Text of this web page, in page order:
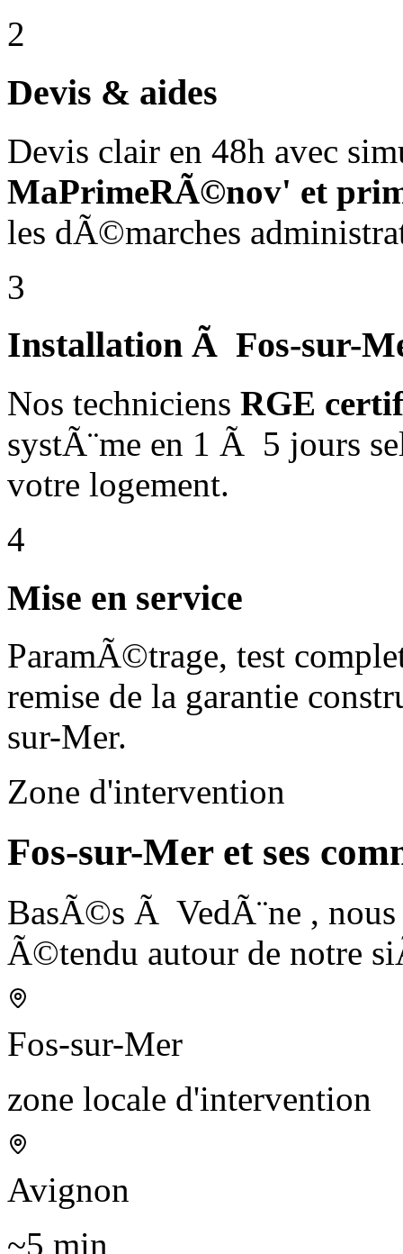
2
Devis & aides
Devis clair en 48h avec
MaPrimeRÃ©nov' et
les dÃ©marches
3
Installation Ã Fos-sur-
Nos techniciens RGE
systÃ¨me en 1 Ã 5 jours
votre logement.
4
Mise en service
ParamÃ©trage, test
remise de la garantie
sur-Mer.
Zone d'intervention
Fos-sur-Mer et ses
BasÃ©s Ã VedÃ¨ne ,
Ã©tendu autour de notre
Fos-sur-Mer
zone locale d'intervention
Avignon
~5 min